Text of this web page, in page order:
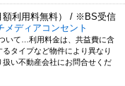
額利用料無料） / ※BS受信
メディアコンセント
いて…利用料金は、共益費に含
タイプなど物件により異なり
扱い不動産会社にお問合せくだ